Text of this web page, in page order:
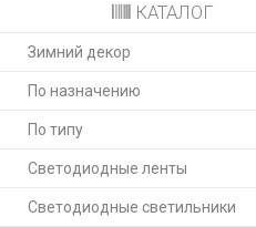
КАТАЛОГ
Зимний декор
По назначению
По типу
Светодиодные ленты
Светодиодные светильники